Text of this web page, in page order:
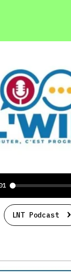
LNT Podcast